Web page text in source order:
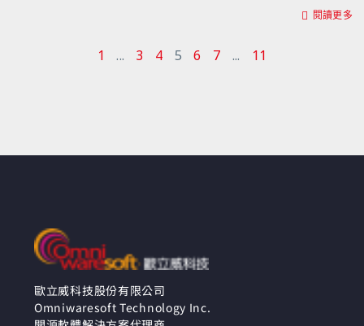
閱讀更多
1 ... 3 4 5 6 7 ... 11
歐立威科技股份有限公司
Omniwaresoft Technology Inc.